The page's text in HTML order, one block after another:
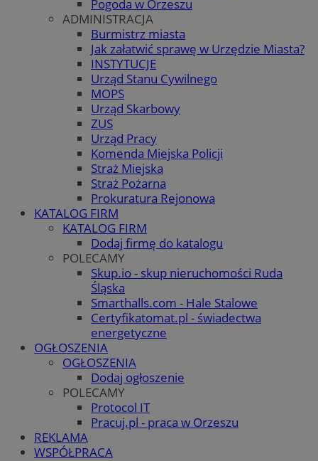
Pogoda w Orzeszu
ADMINISTRACJA
Burmistrz miasta
Jak załatwić sprawę w Urzędzie Miasta?
INSTYTUCJE
Urząd Stanu Cywilnego
MOPS
Urząd Skarbowy
ZUS
Urząd Pracy
Komenda Miejska Policji
Straż Miejska
Straż Pożarna
Prokuratura Rejonowa
KATALOG FIRM
KATALOG FIRM
Dodaj firmę do katalogu
POLECAMY
Skup.io - skup nieruchomości Ruda
Śląska
Smarthalls.com - Hale Stalowe
Certyfikatomat.pl - świadectwa
energetyczne
OGŁOSZENIA
OGŁOSZENIA
Dodaj ogłoszenie
POLECAMY
Protocol IT
Pracuj.pl - praca w Orzeszu
REKLAMA
WSPÓŁPRACA